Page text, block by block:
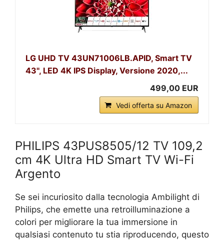
LG UHD TV 43UN71006LB.APID, Smart TV
43'', LED 4K IPS Display, Versione 2020,...
499,00 EUR
Vedi offerta su Amazon
PHILIPS 43PUS8505/12 TV 109,2
cm 4K Ultra HD Smart TV Wi-Fi
Argento
Se sei incuriosito dalla tecnologia Ambilight di
Philips, che emette una retroilluminazione a
colori per migliorare la tua immersione in
qualsiasi contenuto tu stia riproducendo, questo